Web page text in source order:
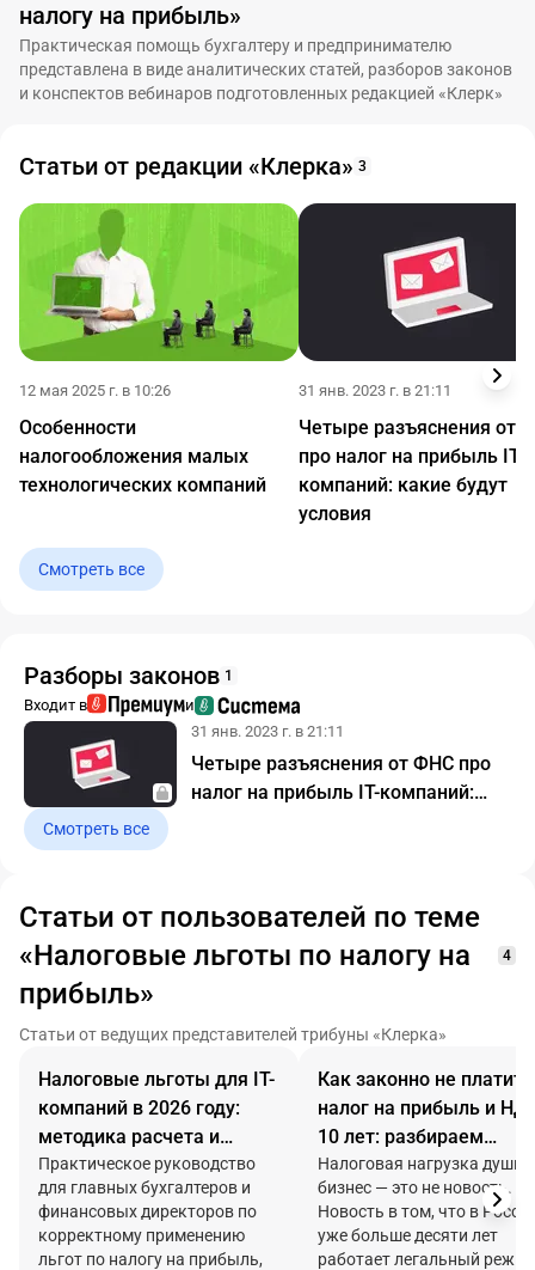
налогу на прибыль»
Практическая помощь бухгалтеру и предпринимателю
представлена в виде аналитических статей, разборов законов
и конспектов вебинаров подготовленных редакцией «Клерк»
Статьи от редакции «Клерка» 3
12 мая 2025 г. в 10:26
Особенности
налогообложения малых
технологических компаний
31 янв. 2023 г. в 21:11
Четыре разъяснения от
про налог на прибыль IT-
компаний: какие будут
условия
Смотреть все
Разборы законов 1
Входит в
и
31 янв. 2023 г. в 21:11
Четыре разъяснения от ФНС про
налог на прибыль IT-компаний:
Смотреть все
Статьи от пользователей по теме
«Налоговые льготы по налогу на
прибыль»
4
Статьи от ведущих представителей трибуны «Клерка»
Налоговые льготы для IT-
компаний в 2026 году:
методика расчета и
типичные ошибки
бухгалтерского учета
Практическое руководство
для главных бухгалтеров и
финансовых директоров по
корректному применению
льгот по налогу на прибыль,
Как законно не платить
налог на прибыль и
10 лет: разбираем
механику резидентства
«Сколково»
Налоговая нагрузка душит
бизнес — это не новость.
Новость в том, что в
уже больше десяти лет
работает легальный